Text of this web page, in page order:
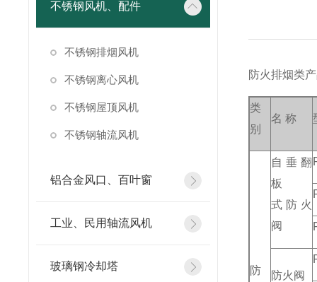
不锈钢风机、配件
不锈钢排烟风机
不锈钢离心风机
不锈钢屋顶风机
不锈钢轴流风机
铝合金风口、百叶窗
工业、民用轴流风机
玻璃钢冷却塔
防火排烟类
类
别
名 称
防
自垂翻
板
式防火
阀
防火阀